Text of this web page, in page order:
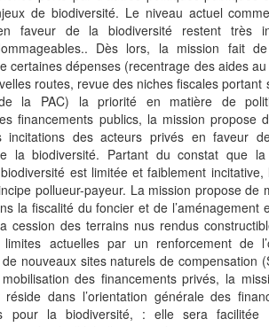
de biodiversité. Le niveau actuel
faveur de la biodiversité restent très
Dès lors, la mission fait
certaines dépenses (recentrage des aides
routes, revue des niches fiscales portant
la PAC) la priorité en matière de
financements publics, la mission propose
incitations des acteurs privés en faveur
la biodiversité. Partant du constat que la
est limitée et faiblement
pollueur-payeur. La mission propose de
la fiscalité du foncier et de l’aménagement
cession des terrains nus rendus
actuelles par un renforcement de
nouveaux sites naturels de compensation
des financements privés, la
dans l’orientation générale des
pour la biodiversité, : elle sera facilitée